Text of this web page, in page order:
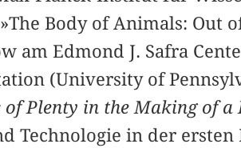
Body of Animals: Out
am Edmond J. Safra
(University of
Plenty in the Making of a
Technologie in der ersten